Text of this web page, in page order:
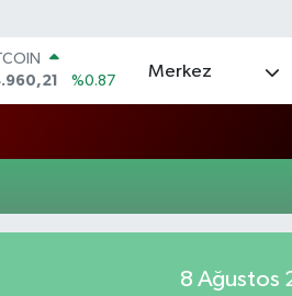
%0.87
%0.38
ALTIN
Merkez
8 Ağustos